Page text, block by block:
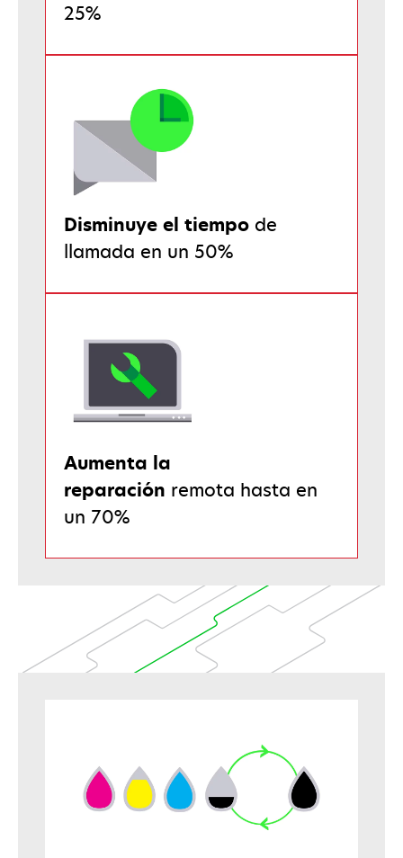
25%
Disminuye el tiempo de
llamada en un 50%
Aumenta la
reparación remota hasta en
un 70%